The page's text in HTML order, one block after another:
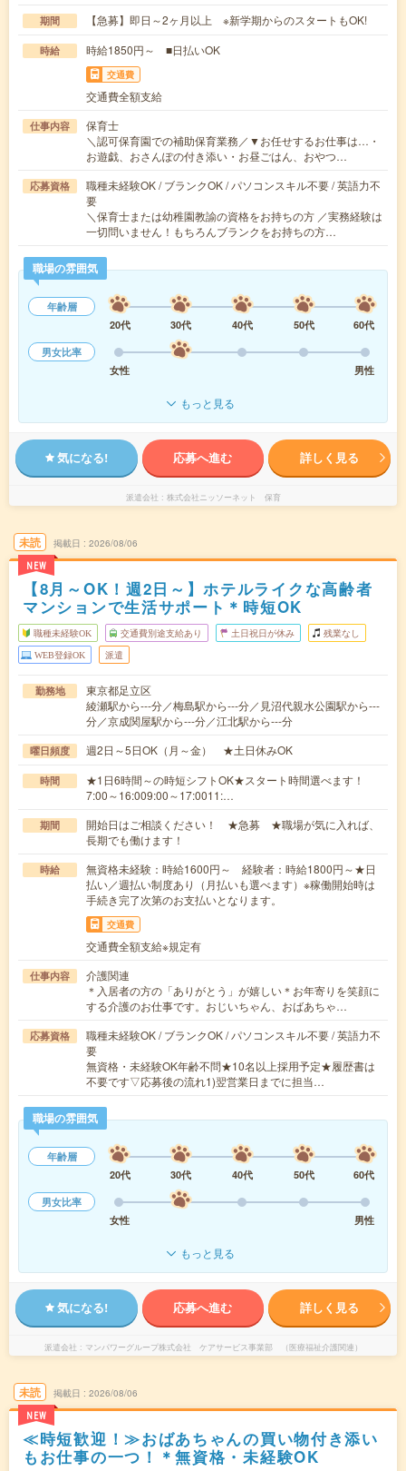
期間 【急募】即日～2ヶ月以上 ※新学期からのスタートもOK!
時給 時給1850円～ ■日払いOK
交通費
交通費全額支給
仕事内容
保育士
＼認可保育園での補助保育業務／▼お任せするお仕事は…・
お遊戯、おさんぽの付き添い・お昼ごはん、おやつ…
応募資格
職種未経験OK / ブランクOK / パソコンスキル不要 / 英語力不
要
＼保育士または幼稚園教諭の資格をお持ちの方 ／実務経験は
一切問いません！もちろんブランクをお持ちの方…
職場の雰囲気
年齢層
20代
30代 40代 50代
60代
男女比率
女性
男性
もっと見る
気になる! 応募へ進む 詳しく見る
派遣会社 株式会社ニッソーネット 保育
未読
NEW
掲載日 2026/08/06
【8月～OK！週2日～】ホテルライクな高齢者
マンションで生活サポート＊時短OK
職種未経験OK 交通費別途支給あり 土日祝日が休み 残業なし
WEB登録OK 派遣
勤務地
東京都足立区
綾瀬駅から---分／梅島駅から---分／見沼代親水公園駅から---
分／京成関屋駅から---分／江北駅から---分
曜日頻度 週2日～5日OK（月～金） ★土日休みOK
時間
★1日6時間～の時短シフトOK★スタート時間選べます！
7:00～16:009:00～17:0011:…
期間
開始日はご相談ください！ ★急募 ★職場が気に入れば、
長期でも働けます！
時給
無資格未経験：時給1600円～ 経験者：時給1800円～★日
払い／週払い制度あり（月払いも選べます）※稼働開始時は
手続き完了次第のお支払いとなります。
交通費
交通費全額支給※規定有
仕事内容
介護関連
＊入居者の方の「ありがとう」が嬉しい＊お年寄りを笑顔に
する介護のお仕事です。おじいちゃん、おばあちゃ…
応募資格
職種未経験OK / ブランクOK / パソコンスキル不要 / 英語力不
要
無資格・未経験OK年齢不問★10名以上採用予定★履歴書は
不要です▽応募後の流れ1)翌営業日までに担当…
職場の雰囲気
年齢層
20代
30代 40代 50代
60代
男女比率
女性
男性
もっと見る
気になる! 応募へ進む 詳しく見る
派遣会社 マンパワーグループ株式会社 ケアサービス事業部 （医療福祉介護関連）
未読
NEW
掲載日 2026/08/06
≪時短歓迎！≫おばあちゃんの買い物付き添い
もお仕事の一つ！＊無資格・未経験OK